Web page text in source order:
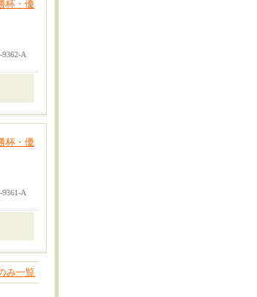
杯・優
9362-A
杯・優
9361-A
み一覧